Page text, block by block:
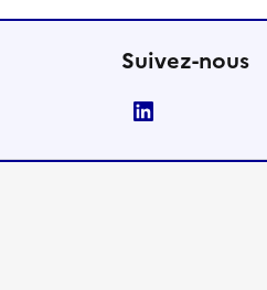
Suivez-nous